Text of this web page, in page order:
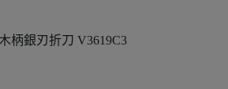
柄銀刃折刀 V3619C3